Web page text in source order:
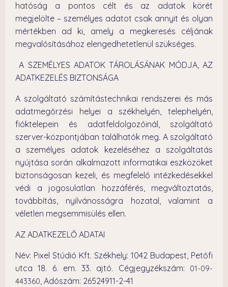
hatóság a pontos célt és az adatok körét
megjelölte – személyes adatot csak annyit és olyan
mértékben ad ki, amely a megkeresés céljának
megvalósításához elengedhetetlenül szükséges.
A SZEMÉLYES ADATOK TÁROLÁSÁNAK MÓDJA, AZ
ADATKEZELÉS BIZTONSÁGA
A szolgáltató számítástechnikai rendszerei és más
adatmegőrzési helyei a székhelyén, telephelyén,
fióktelepein és adatfeldolgozóinál, szolgáltató
szerver-központjában találhatók meg. A szolgáltató
a személyes adatok kezeléséhez a szolgáltatás
nyújtása során alkalmazott informatikai eszközöket
biztonságosan kezeli, és megfelelő intézkedésekkel
védi a jogosulatlan hozzáférés, megváltoztatás,
továbbítás, nyilvánosságra hozatal, valamint a
véletlen megsemmisülés ellen.
AZ ADATKEZELŐ ADATAI
Név: Pixel Stúdió Kft. Székhely: 1042 Budapest, Petőfi
utca 18. 6. em. 33. ajtó. Cégjegyzékszám: 01-09-
443360, Adószám: 26524911-2-41